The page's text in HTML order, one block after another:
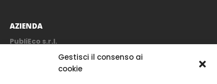
Gestisci il consenso ai
cookie
AZIENDA
PubliEco s.r.l.
Viale I° Maggio, 7
10064 Pinerolo (TO)